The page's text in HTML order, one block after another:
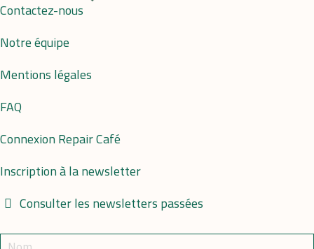
Contactez-nous
Notre équipe
Mentions légales
FAQ
Connexion Repair Café
Inscription à la newsletter
Consulter les newsletters passées